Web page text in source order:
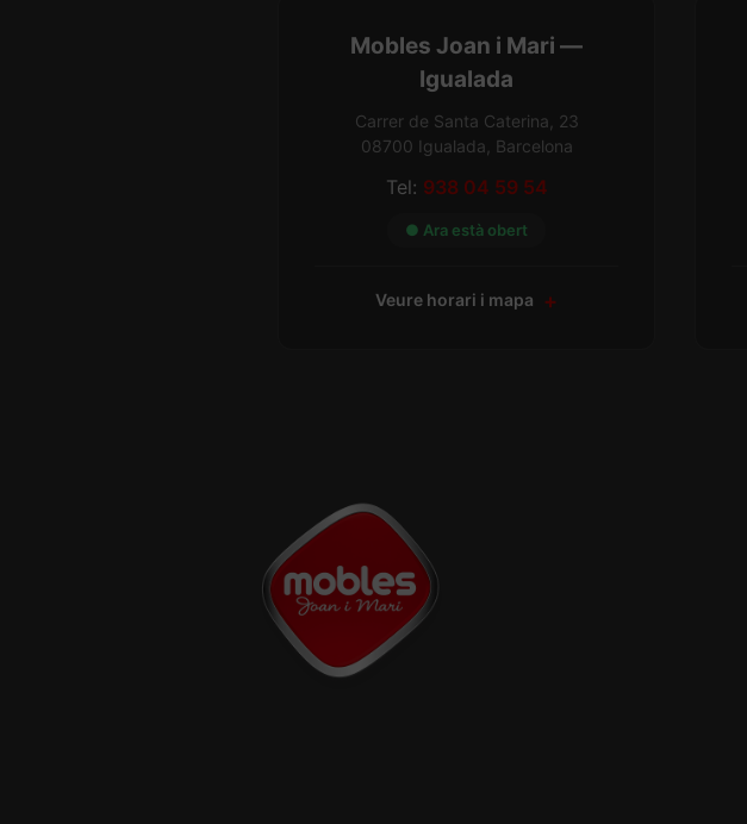
Mobles Joan i Mari —
Igualada
Carrer de Santa Caterina, 23
08700 Igualada, Barcelona
Tel: 938 04 59 54
● Ara està obert
Veure horari i mapa